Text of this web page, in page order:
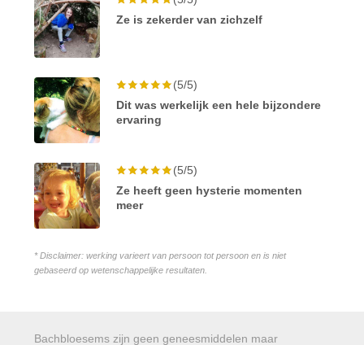
Ze is zekerder van zichzelf
(5/5)
Dit was werkelijk een hele bijzondere
ervaring
(5/5)
Ze heeft geen hysterie momenten
meer
* Disclaimer: werking varieert van persoon tot persoon en is niet
gebaseerd op wetenschappelijke resultaten.
Bachbloesems zijn geen geneesmiddelen maar